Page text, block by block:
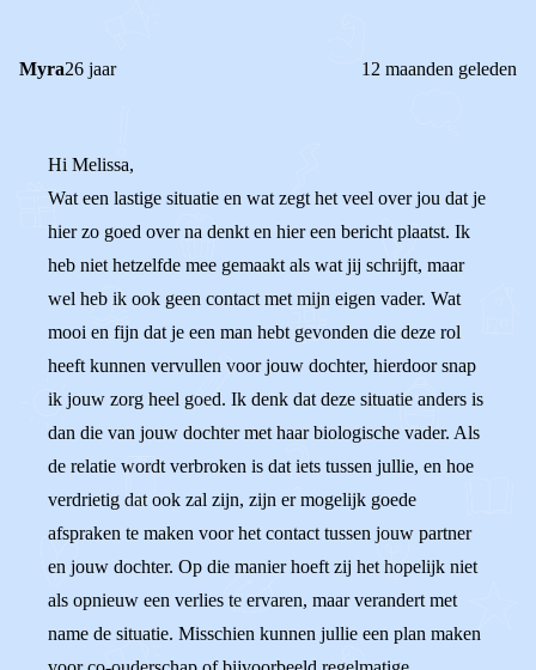
Myra26 jaar 12 maanden geleden
Hi Melissa,
Wat een lastige situatie en wat zegt het veel over jou dat je
hier zo goed over na denkt en hier een bericht plaatst. Ik
heb niet hetzelfde mee gemaakt als wat jij schrijft, maar
wel heb ik ook geen contact met mijn eigen vader. Wat
mooi en fijn dat je een man hebt gevonden die deze rol
heeft kunnen vervullen voor jouw dochter, hierdoor snap
ik jouw zorg heel goed. Ik denk dat deze situatie anders is
dan die van jouw dochter met haar biologische vader. Als
de relatie wordt verbroken is dat iets tussen jullie, en hoe
verdrietig dat ook zal zijn, zijn er mogelijk goede
afspraken te maken voor het contact tussen jouw partner
en jouw dochter. Op die manier hoeft zij het hopelijk niet
als opnieuw een verlies te ervaren, maar verandert met
name de situatie. Misschien kunnen jullie een plan maken